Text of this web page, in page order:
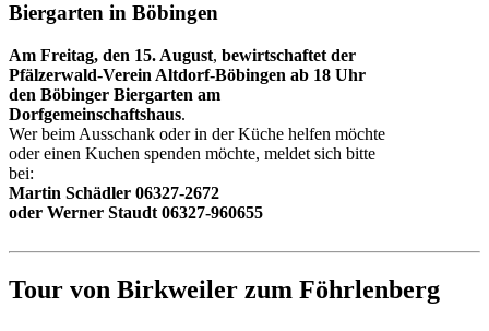
Biergarten in Böbingen
Am Freitag, den 15. August, bewirtschaftet der
Pfälzerwald-Verein Altdorf-Böbingen ab 18 Uhr
den Böbinger Biergarten am
Dorfgemeinschaftshaus.
Wer beim Ausschank oder in der Küche helfen möchte
oder einen Kuchen spenden möchte, meldet sich bitte
bei:
Martin Schädler 06327-2672
oder Werner Staudt 06327-960655
Tour von Birkweiler zum Föhrlenberg